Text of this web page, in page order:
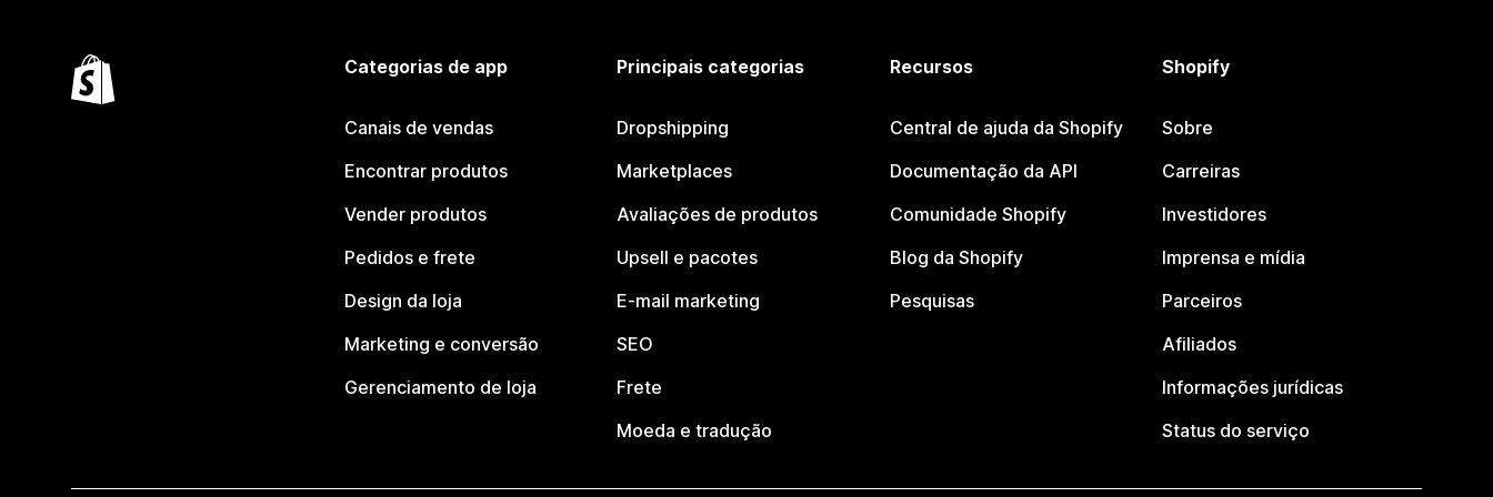
Categorias de app
Canais de vendas
Encontrar produtos
Vender produtos
Pedidos e frete
Design da loja
Marketing e conversão
Gerenciamento de loja
Principais categorias
Dropshipping
Marketplaces
Avaliações de produtos
Upsell e pacotes
E-mail marketing
SEO
Frete
Moeda e tradução
Recursos
Central de ajuda da Shopify
Documentação da API
Comunidade Shopify
Blog da Shopify
Pesquisas
Shopify
Sobre
Carreiras
Investidores
Imprensa e mídia
Parceiros
Afiliados
Informações jurídicas
Status do serviço